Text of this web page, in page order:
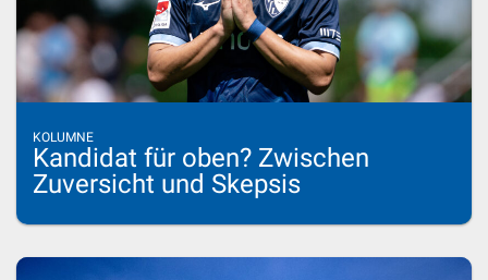
KOLUMNE
Kandidat für oben? Zwischen
Zuversicht und Skepsis